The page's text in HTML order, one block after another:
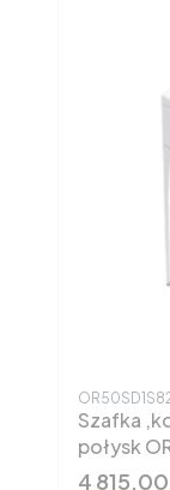
Kod
Szafka
połysk
Cena
4 815,00